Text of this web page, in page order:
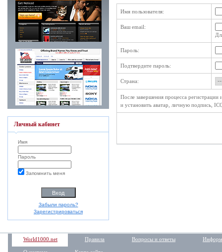
Личный кабинет
Имя
Пароль
Запомнить меня
Забыли пароль?
Зарегистрироваться
Имя пользователя:
Ваш email:
Пароль:
Подтвердите пароль:
Страна:
После завершения процесса
и установить аватар, личную подпись,
World1000.net Правила Вопросы и ответы